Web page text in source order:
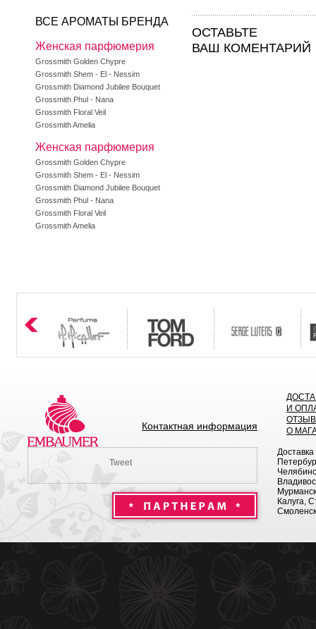
ОСТАВЬТЕ
ВАШ КОМЕНТАРИЙ
ВСЕ АРОМАТЫ БРЕНДА
Женская парфюмерия
Grossmith Golden Chypre
Grossmith Shem - El - Nessim
Grossmith Diamond Jubilee Bouquet
Grossmith Phul - Nana
Grossmith Floral Veil
Grossmith Amelia
Женская парфюмерия
Grossmith Golden Chypre
Grossmith Shem - El - Nessim
Grossmith Diamond Jubilee Bouquet
Grossmith Phul - Nana
Grossmith Floral Veil
Grossmith Amelia
Контактная информация
И
О
Tweet
Калуга,